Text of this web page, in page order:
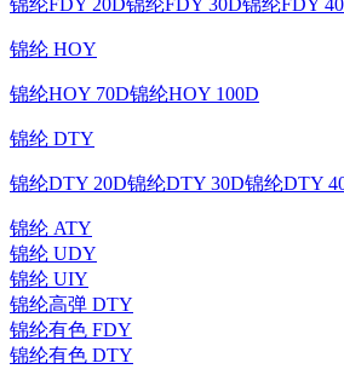
锦纶FDY 20D锦纶FDY 30D锦纶FDY
锦纶 HOY
锦纶HOY 70D锦纶HOY 100D
锦纶 DTY
锦纶DTY 20D锦纶DTY 30D锦纶DTY
锦纶 ATY
锦纶 UDY
锦纶 UIY
锦纶高弹 DTY
锦纶有色 FDY
锦纶有色 DTY